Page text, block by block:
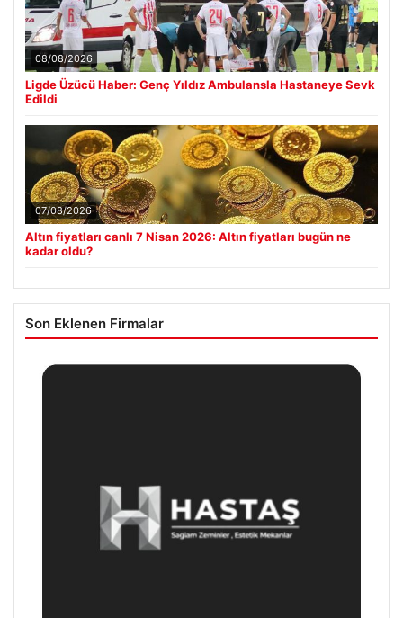
08/08/2026
Ligde Üzücü Haber: Genç Yıldız Ambulansla Hastaneye Sevk
Edildi
07/08/2026
Altın fiyatları canlı 7 Nisan 2026: Altın fiyatları bugün ne
kadar oldu?
Son Eklenen Firmalar